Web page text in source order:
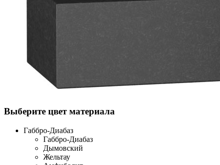
Выберите цвет материала
Габбро-Диабаз
Габбро-Диабаз
Дымовский
Жельтау